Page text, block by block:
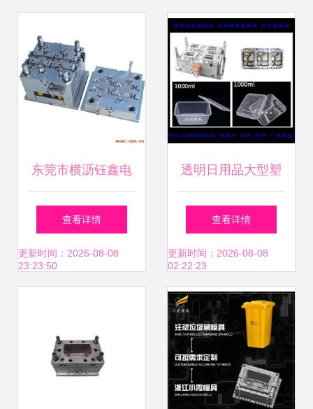
东莞市横沥钰鑫电
子厂塑料模具生产
与应用
查看详情
更新时间：2026-08-08
23:23:50
透明日用品大型塑
胶模具 技术与市场
前景
查看详情
更新时间：2026-08-08
02:22:23